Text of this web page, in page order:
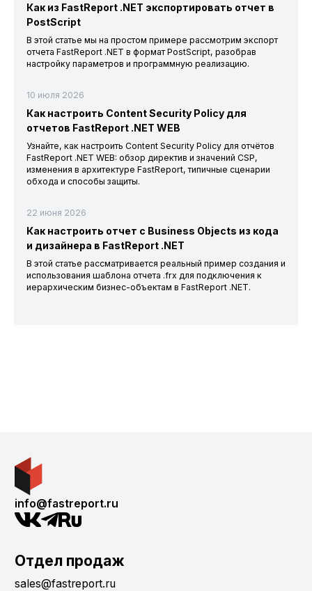
Как из FastReport .NET экспортировать отчет в
PostScript
В этой статье мы на простом примере рассмотрим экспорт
отчета FastReport .NET в формат PostScript, разобрав
настройку параметров и программную реализацию.
10 июля 2026
Как настроить Content Security Policy для
отчетов FastReport .NET WEB
Узнайте, как настроить Content Security Policy для отчётов
FastReport .NET WEB: обзор директив и значений CSP,
изменения в архитектуре FastReport, типичные сценарии
обхода и способы защиты.
22 июня 2026
Как настроить отчет с Business Objects из кода
и дизайнера в FastReport .NET
В этой статье рассматривается реальный пример создания и
использования шаблона отчета .frx для подключения к
иерархическим бизнес-объектам в FastReport .NET.
info@fastreport.ru
Отдел продаж
sales@fastreport.ru